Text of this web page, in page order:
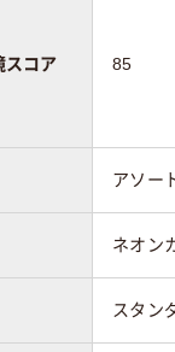
スコア 85
アソー
ネオン
スタン